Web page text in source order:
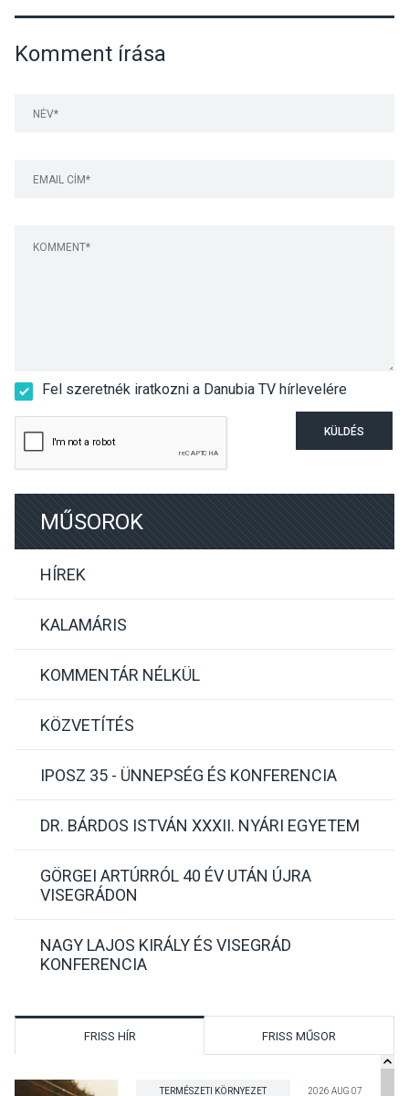
Komment írása
Fel szeretnék iratkozni a Danubia TV hírlevelére
KÜLDÉS
MŰSOROK
HÍREK
KALAMÁRIS
KOMMENTÁR NÉLKÜL
KÖZVETÍTÉS
IPOSZ 35 - ÜNNEPSÉG ÉS KONFERENCIA
DR. BÁRDOS ISTVÁN XXXII. NYÁRI EGYETEM
GÖRGEI ARTÚRRÓL 40 ÉV UTÁN ÚJRA
VISEGRÁDON
NAGY LAJOS KIRÁLY ÉS VISEGRÁD
KONFERENCIA
FRISS HÍR FRISS MŰSOR
TERMÉSZETI KÖRNYEZET 2026 AUG 07